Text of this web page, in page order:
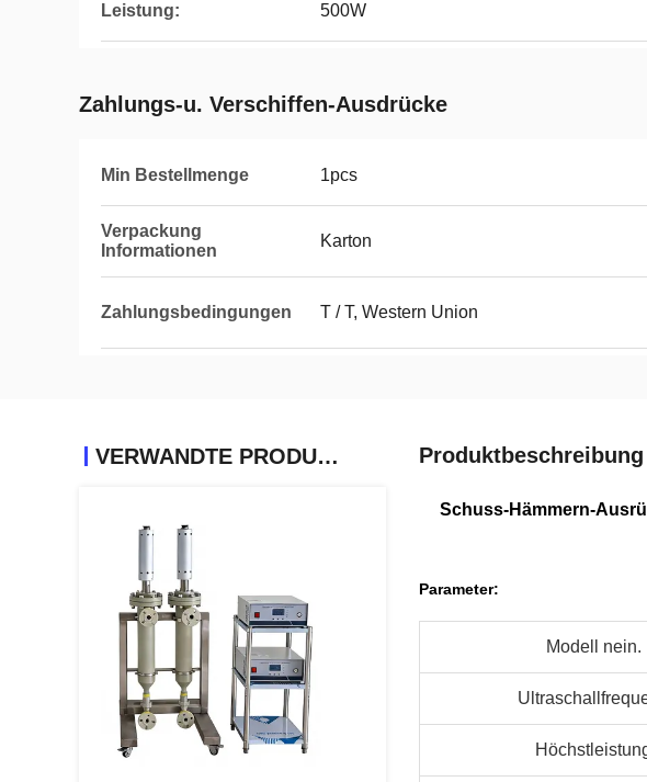
Leistung: 500W
Zahlungs-u. Verschiffen-Ausdrücke
Min Bestellmenge 1pcs
Verpackung
Informationen
Karton
Zahlungsbedingungen T / T, Western Union
VERWANDTE PRODUKTE Produktbeschreibung
Schuss-Hämmern-
Parameter:
Modell nein.